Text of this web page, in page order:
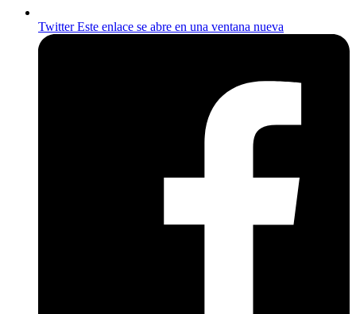
TwitterEste enlace se abre en una ventana nueva